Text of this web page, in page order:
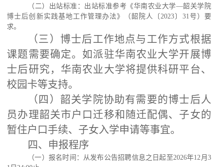
（二）出站标准：出站标准参考《华南农业大学—韶关学院
博士后创新实践基地工作管理办法》（韶院人〔2023〕31号）要
求。
（三）博士后工作地点与工作方式根据
课题需要确定。如派驻华南农业大学开展博
士后研究，华南农业大学将提供科研平台、
校园卡等支持。
（四）韶关学院协助有需要的博士后人
员办理韶关市户口迁移和随迁配偶、子女的
暂住户口手续、子女入学申请等事宜。
四、申报程序
（一）报名时间：从发布公告招聘信息之日起至2026年12月3